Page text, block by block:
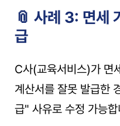
📎 사례 3: 면세
급
C사(교육서비스)가 면
계산서를 잘못 발급한
급" 사유로 수정 가능합